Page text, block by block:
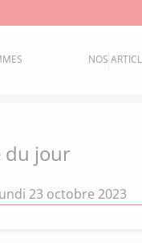
NOS
du jour
23 octobre 2023